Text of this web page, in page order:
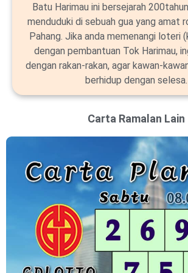
Batu Harimau ini bersejarah
menduduki di sebuah gua yang amat
Pahang. Jika anda memenangi loteri
dengan pembantuan Tok Harimau,
dengan rakan-rakan, agar kawan-
berhidup dengan selesa.
Carta Ramalan Lain